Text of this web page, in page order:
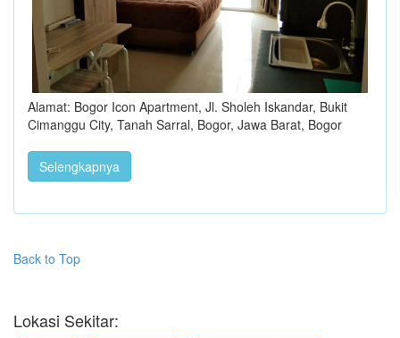
Alamat: Bogor Icon Apartment, Jl. Sholeh Iskandar, Bukit
Cimanggu City, Tanah Sarral, Bogor, Jawa Barat, Bogor
Selengkapnya
Back to Top
Lokasi Sekitar: